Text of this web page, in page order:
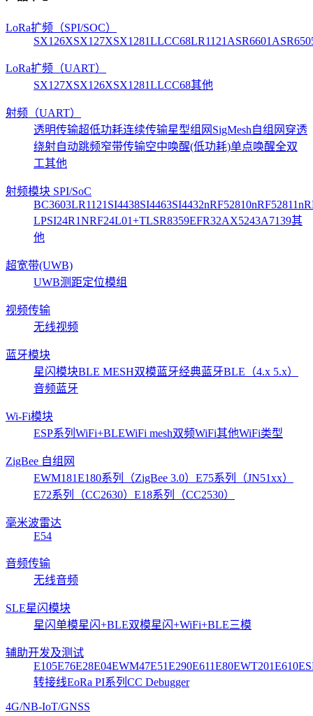
LoRa扩频（SPI/SOC）
SX126XSX127XSX1281LLCC68LR1121 ASR6601
LoRa扩频（UART）
SX127XSX126XSX1281LLCC68其他
射频（UART）
透明传输超低功耗连续传输星型组网 SigMesh自组网 穿透
绕射自动跳频窄带传输空中唤醒(低功耗)单点唤醒全双
工其他
射频模块 SPI/SoC
BC3603LR1121 SI4438SI4463SI4432nRF52810nRF52811
LPSI24R1NRF24L01+TLSR8359EFR32AX5243A7139其
他
超宽带(UWB)
UWB测距定位模组
视频传输
无线视频
蓝牙模块
星闪模块BLE MESH双模蓝牙经典蓝牙BLE（4.x 5.x）
音频蓝牙
Wi-Fi模块
ESP系列 WiFi+BLEWiFi mesh双频WiFi其他WiFi类型
ZigBee 自组网
EWM181E180系列（ZigBee 3.0） E75系列（JN51xx）
E72系列（CC2630） E18系列（CC2530）
毫米波雷达
E54
音频传输
无线音频
SLE星闪模块
星闪单模星闪+BLE双模星闪+WiFi+BLE三模
辅助开发及测试
E105E76E28E04EWM47E51E290E611E80EWT201E610
转接线EoRa PI系列 CC Debugger
4G/NB-IoT/GNSS